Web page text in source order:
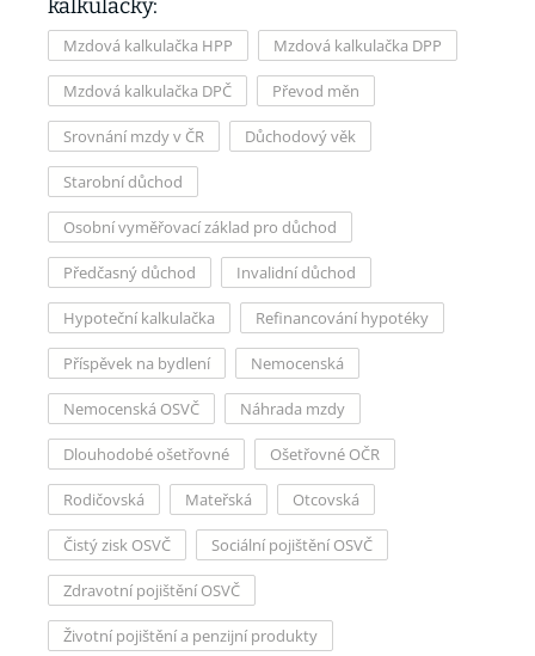
kalkulačky:
Mzdová kalkulačka HPP Mzdová kalkulačka DPP
Mzdová kalkulačka DPČ Převod měn
Srovnání mzdy v ČR Důchodový věk
Starobní důchod
Osobní vyměřovací základ pro důchod
Předčasný důchod Invalidní důchod
Hypoteční kalkulačka Refinancování hypotéky
Příspěvek na bydlení Nemocenská
Nemocenská OSVČ Náhrada mzdy
Dlouhodobé ošetřovné Ošetřovné OČR
Rodičovská Mateřská Otcovská
Čistý zisk OSVČ Sociální pojištění OSVČ
Zdravotní pojištění OSVČ
Životní pojištění a penzijní produkty